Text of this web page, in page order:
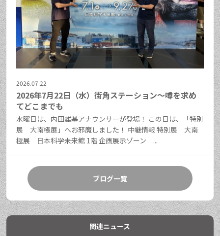
2026.07.22
2026年7月22日（水）街角ステーション～噂を求め
てどこまでも
水曜日は、内田雄基アナウンサーが登場！ この日は、「特別
展 大南極展」へお邪魔しました！ 中継情報 特別展 大南
極展 日本科学未来館 1階 企画展示ゾーン ...
ブログ一覧
関連ニュース